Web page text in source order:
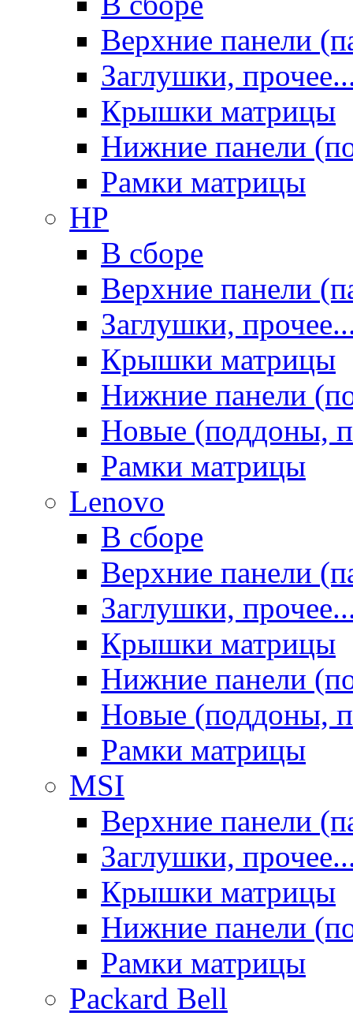
Верхние панели
Заглушки,
Крышки матрицы
Нижние панели
Рамки матрицы
HP
В сборе
Верхние панели
Заглушки,
Крышки матрицы
Нижние панели
Новые (поддоны,
Рамки матрицы
Lenovo
В сборе
Верхние панели
Заглушки,
Крышки матрицы
Нижние панели
Новые (поддоны,
Рамки матрицы
MSI
Верхние панели
Заглушки,
Крышки матрицы
Нижние панели
Рамки матрицы
Packard Bell